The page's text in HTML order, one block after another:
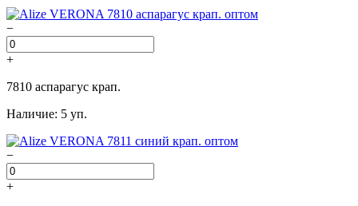
−
+
7810 аспарагус крап.
Наличие: 5 уп.
−
+